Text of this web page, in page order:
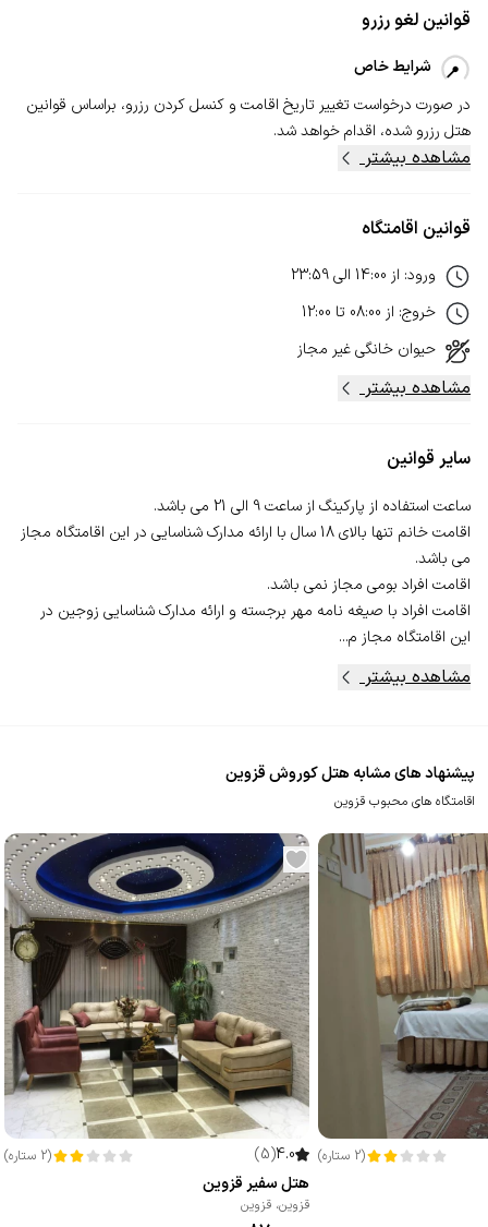
قوانین لغو رزرو
شرایط خاص
در صورت درخواست تغییر تاریخ اقامت و کنسل‌ کردن رزرو، بر‌اساس قوانین
هتل رزرو شده، اقدام خواهد شد.
مشاهده بیشتر
قوانین اقامتگاه
ورود: از 14:00 الی23:59
خروج: از 08:00 تا 12:00
حیوان خانگیغیر مجاز
مشاهده بیشتر
سایر قوانین
اقامت خانم تنها بالای 18 سال با ارائه مدارک شناسایی در این اقامتگاه مجاز
اقامت افراد با صیغه نامه مهر برجسته و ارائه مدارک شناسایی زوجین در
این اقامتگاه مجاز م...
مشاهده بیشتر
پیشنهاد های مشابه هتل کوروش قزوین
اقامتگاه های محبوب قزوین
(
2 ستاره)
4.0
(
5
)
(
2 ستاره)
هتل سفیر قزوین
قزوین، قزوین